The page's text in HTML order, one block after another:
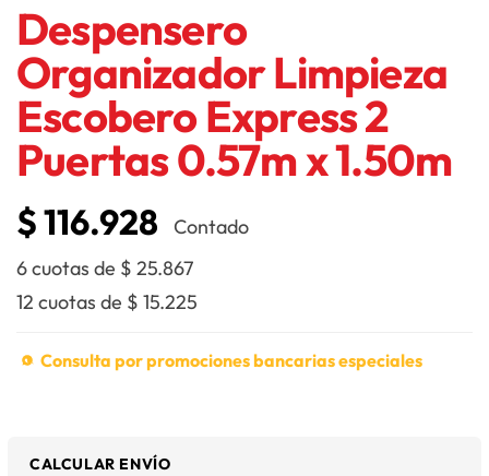
Despensero
Organizador Limpieza
Escobero Express 2
Puertas 0.57m x 1.50m
$116.928
Contado
6 cuotas de $ 25.867
12 cuotas de $ 15.225
Consulta por promociones bancarias especiales
CALCULAR ENVÍO